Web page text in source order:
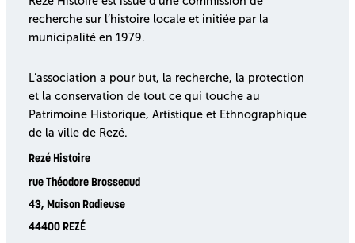
recherche sur l’histoire locale et initiée par la
municipalité en 1979.
L’association a pour but, la recherche, la protection
et la conservation de tout ce qui touche au
Patrimoine Historique, Artistique et Ethnographique
de la ville de Rezé.
Rezé Histoire
rue Théodore Brosseaud
43, Maison Radieuse
44400 REZÉ